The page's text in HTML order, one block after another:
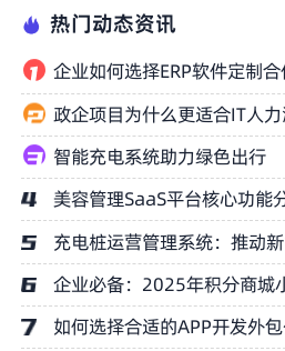
热门动态资讯
政企项目为什么更适合IT人力
智能充电系统助力绿色出行
美容管理SaaS平台核心功能
充电桩运营管理系统：推动
如何选择合适的APP开发外包